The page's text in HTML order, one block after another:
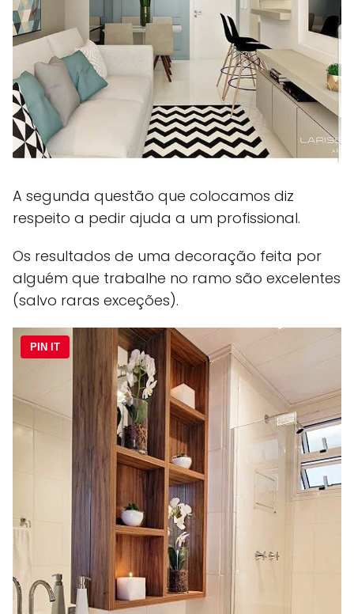
A segunda questão que colocamos diz
respeito a pedir ajuda a um profissional.
Os resultados de uma decoração feita por
alguém que trabalhe no ramo são excelentes
(salvo raras exceções).
PIN IT